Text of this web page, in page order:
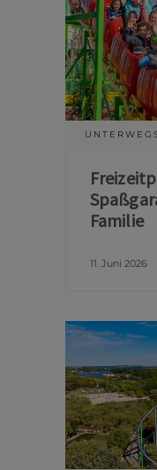
Familie
11. Juni 2026